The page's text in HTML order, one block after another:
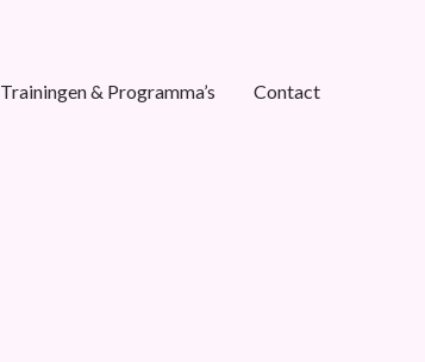
Trainingen & Programma’s Contact